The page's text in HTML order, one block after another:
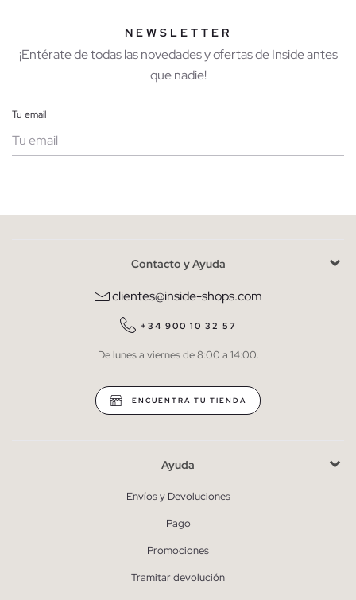
NEWSLETTER
¡Entérate de todas las novedades y ofertas de Inside antes
que nadie!
Tu email
He leído y entiendo lapolítica de privacidad
QUIERO SUSCRIBIRME
* Puedes cancelar la suscripción en cualquier momento.
Contacto y Ayuda
clientes@inside-shops.com
+34 900 10 32 57
De lunes a viernes de 8:00 a 14:00.
ENCUENTRA TU TIENDA
Ayuda
Envíos y Devoluciones
Pago
Promociones
Tramitar devolución